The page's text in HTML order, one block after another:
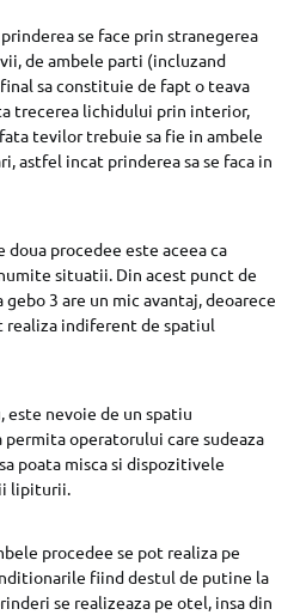
se face prin stranegerea
de ambele parti (incluzand
sa constituie de fapt o teava
trecerea lichidului prin interior,
tevilor trebuie sa fie in ambele
astfel incat prinderea sa se faca in
procedee este aceea ca
situatii. Din acest punct de
3 are un mic avantaj, deoarece
realiza indiferent de spatiul
este nevoie de un spatiu
permita operatorului care sudeaza
poata misca si dispozitivele
lipiturii.
procedee se pot realiza pe
fiind destul de putine la
se realizeaza pe otel, insa din